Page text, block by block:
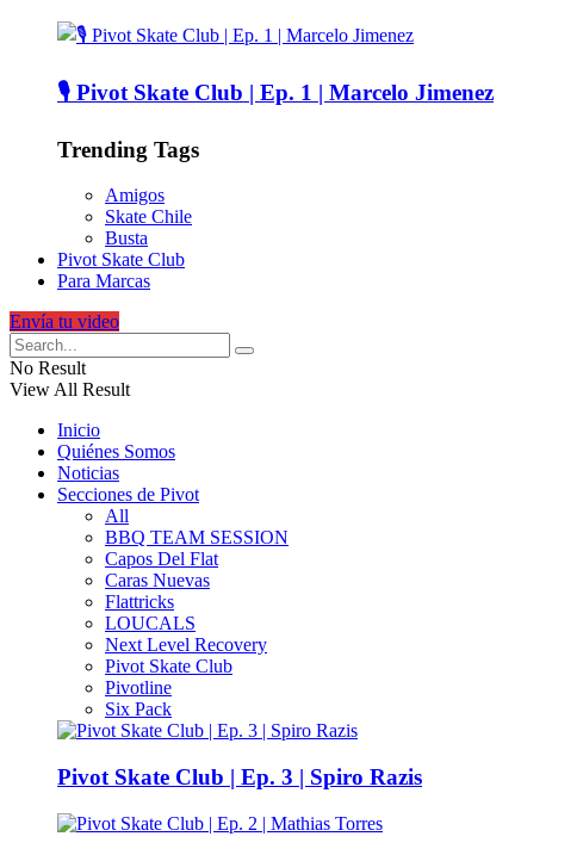
🎙️ Pivot Skate Club | Ep. 1 | Marcelo Jimenez
Trending Tags
Amigos
Skate Chile
Busta
Pivot Skate Club
Para Marcas
Envía tu video
No Result
View All Result
Inicio
Quiénes Somos
Noticias
Secciones de Pivot
All
BBQ TEAM SESSION
Capos Del Flat
Caras Nuevas
Flattricks
LOUCALS
Next Level Recovery
Pivot Skate Club
Pivotline
Six Pack
Pivot Skate Club | Ep. 3 | Spiro Razis